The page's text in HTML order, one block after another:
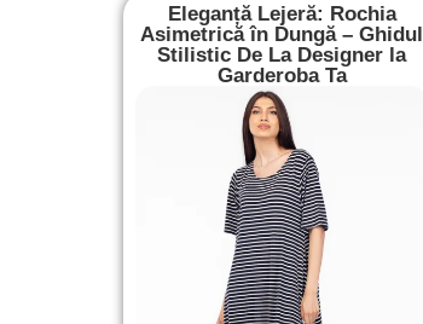
Eleganță Lejeră: Rochia
Asimetrică în Dungă – Ghidul
Stilistic De La Designer la
Garderoba Ta